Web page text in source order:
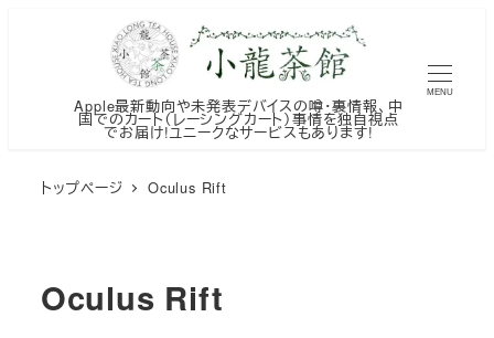
Apple最新動向や未発表デバイスの噂・裏情報、中
国でのカート（レーシングカート）事情を独自視点
でお届け!ユニークなサービスもあります!
MENU
トップページ Oculus Rift
Oculus Rift